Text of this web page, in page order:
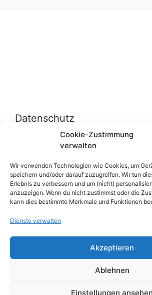
Cookie-Zustimmung
verwalten
Wir verwenden Technologien wie Cookies, um
speichern und/oder darauf zuzugreifen. Wir tun
Erlebnis zu verbessern und um (nicht)
anzuzeigen. Wenn du nicht zustimmst oder die
kann dies bestimmte Merkmale und Funktionen
Dienste verwalten
Akzeptieren
Ablehnen
Einstellungen ansehen
Datenschutz
Datenschutzerklärung
Cookie-Richtlinie (EU)
Über uns
Impressum
Werben auf inn-sider
Einkaufen bei INN-SIDER-